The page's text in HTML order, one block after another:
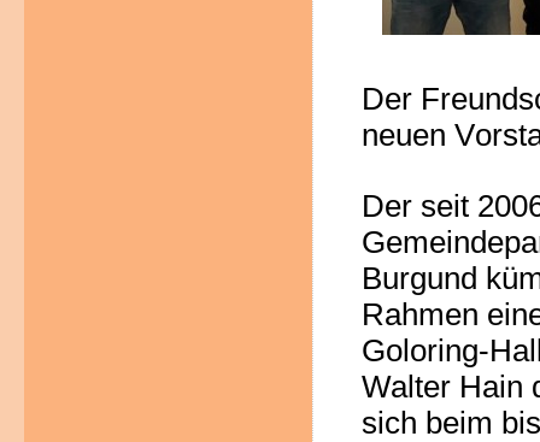
Der
neuen V
Der seit
Burgund
Rahmen
Goloring-
Walter Hain
sich beim